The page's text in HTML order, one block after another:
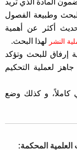
المادة الذي تريد
وطبيعة الفصول
أكثر عن أهمية
النشر لهذا البحث.
إرفاق للبحث وتؤكد
لعملية التحكيم
كاملاً، و كذلك وضع
المحكمة: